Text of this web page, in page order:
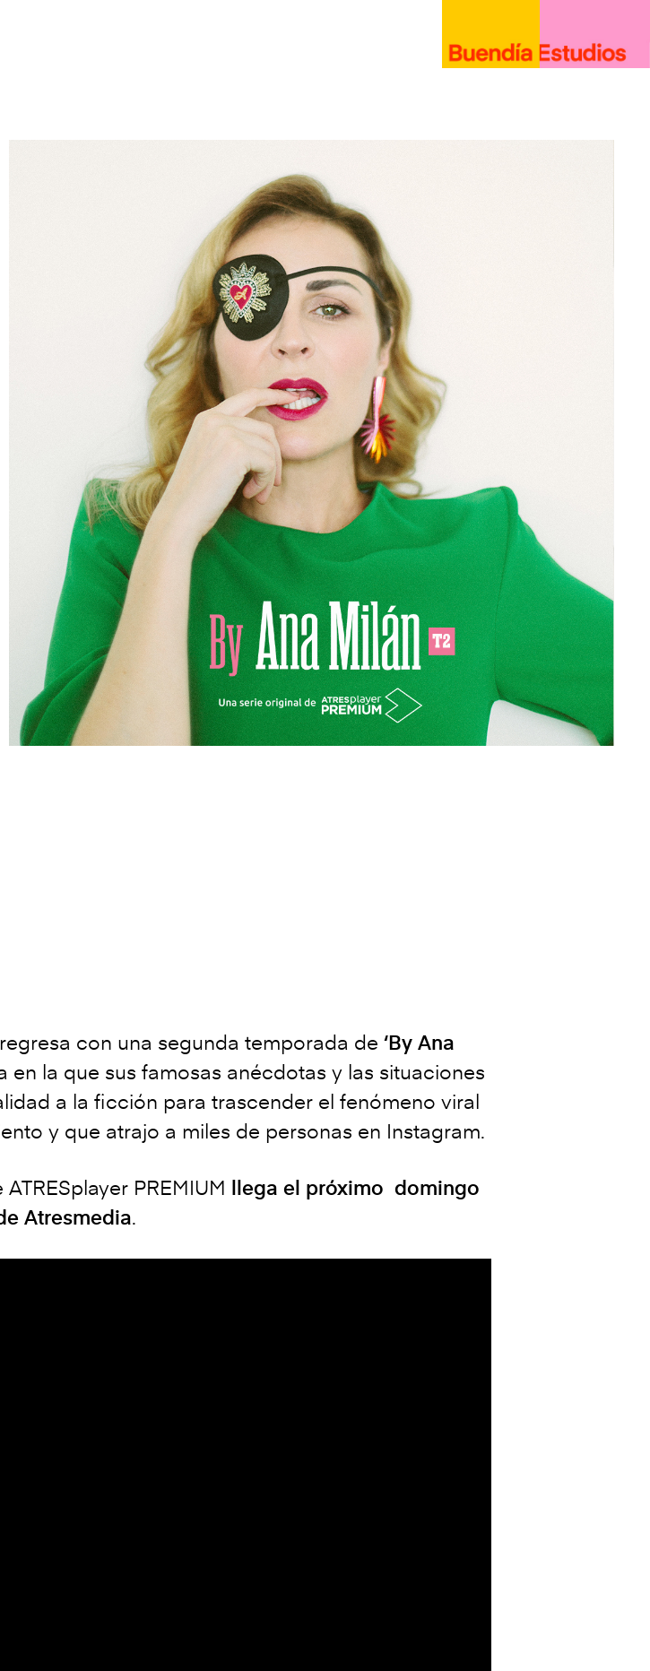
con una segunda temporada de ‘By Ana
la que sus famosas anécdotas y las situaciones
a la ficción para trascender el fenómeno viral
y que atrajo a miles de personas en Instagram.
PREMIUM llega el próximo domingo
Atresmedia.